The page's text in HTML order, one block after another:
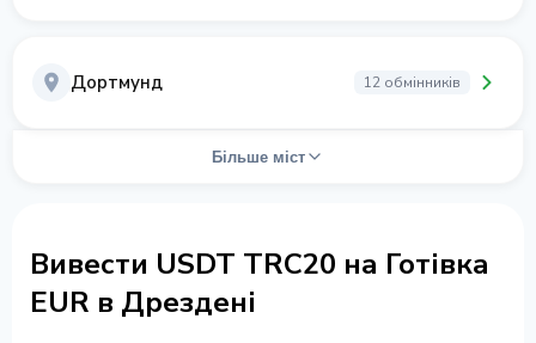
Дортмунд 12 обмінників
Більше міст
Вивести USDT TRC20 на Готівка
EUR в Дрездені